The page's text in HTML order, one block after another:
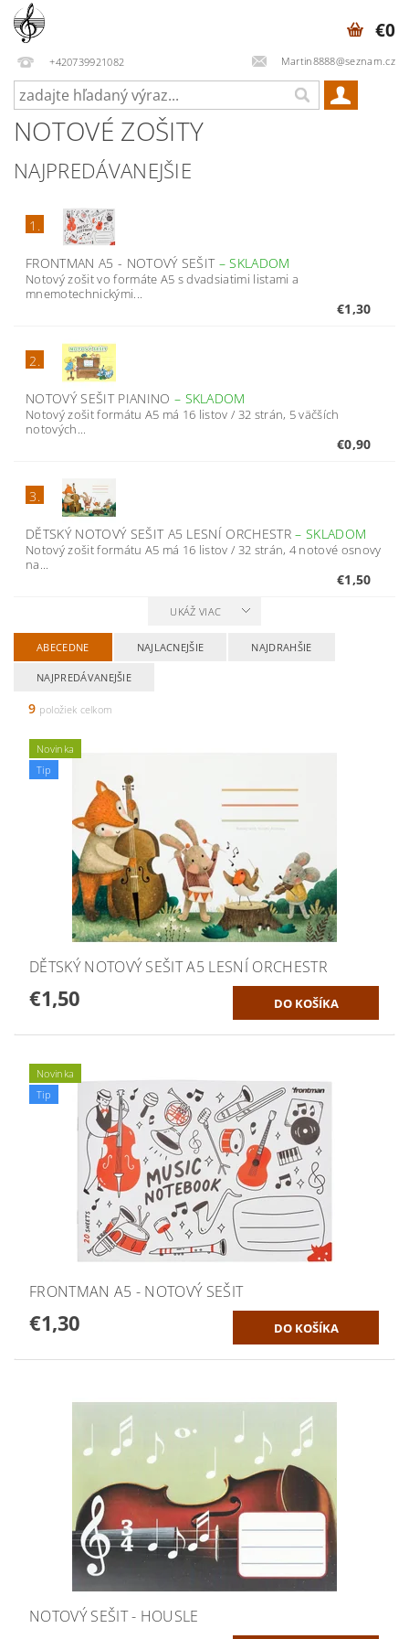
+420739921082 Martin8888@seznam.cz
€0
NOTOVÉ ZOŠITY
NAJPREDÁVANEJŠIE
1.
FRONTMAN A5 - NOTOVÝ SEŠIT –SKLADOM
Notový zošit vo formáte A5 s dvadsiatimi listami a
mnemotechnickými...
€1,30
2.
NOTOVÝ SEŠIT PIANINO – SKLADOM
Notový zošit formátu A5 má 16 listov / 32 strán, 5 väčších
notových...
€0,90
3.
DĚTSKÝ NOTOVÝ SEŠIT A5 LESNÍ ORCHESTR– SKLADOM
Notový zošit formátu A5 má 16 listov / 32 strán, 4 notové osnovy
na...
€1,50
UKÁŽ VIAC
ABECEDNE NAJLACNEJŠIE NAJDRAHŠIE
NAJPREDÁVANEJŠIE
9 položiek celkom
Novinka
Tip
DĚTSKÝ NOTOVÝ SEŠIT A5 LESNÍ ORCHESTR
€1,50
Novinka
Tip
FRONTMAN A5 - NOTOVÝ SEŠIT
€1,30
NOTOVÝ SEŠIT - HOUSLE